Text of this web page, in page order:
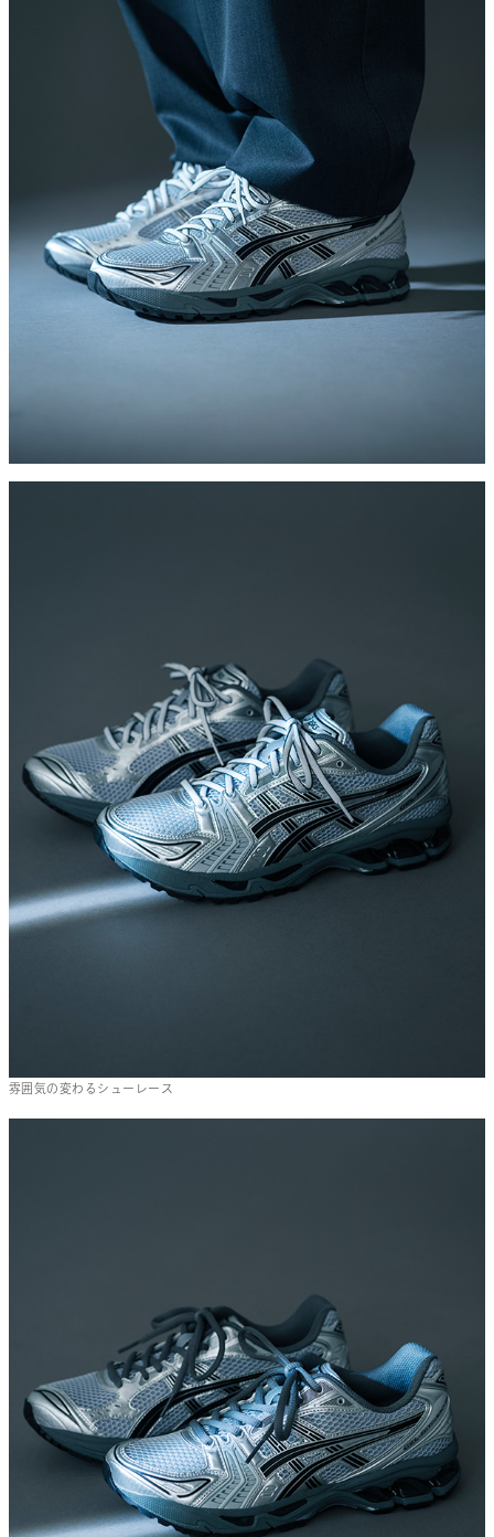
雰囲気の変わるシューレース